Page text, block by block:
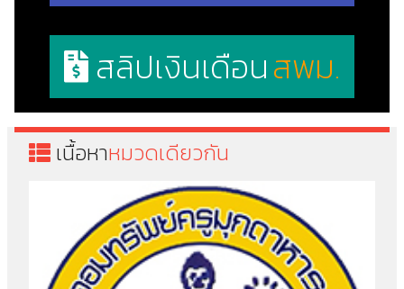
สลิปเงินเดือนสพม.
เนื้อหาหมวดเดียวกัน